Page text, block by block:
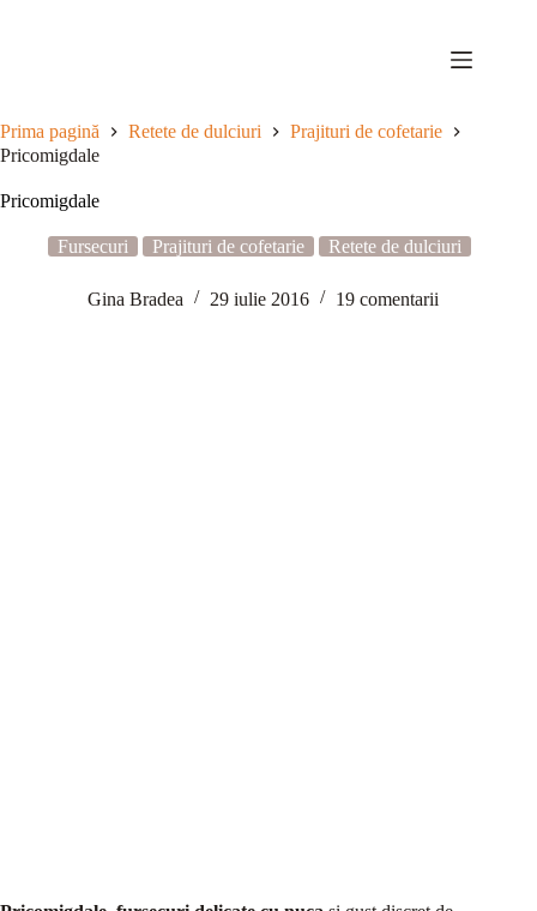
Prima pagină Retete de dulciuri
Prajituri de cofetarie
Pricomigdale
Pricomigdale
Fursecuri Prajituri de cofetarie Retete de dulciuri
Gina Bradea 29 iulie 2016 19 comentarii